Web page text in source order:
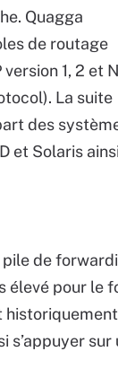
Quagga
de routage
1, 2 et
La suite
des
et Solaris ainsi
de
élevé pour le
s’appuyer